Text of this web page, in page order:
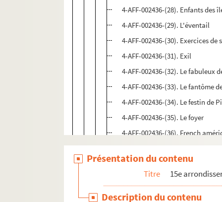
4-AFF-002436-(28). Enfants des
4-AFF-002436-(29). L'éventail
4-AFF-002436-(30). Exercices de
4-AFF-002436-(31). Exil
4-AFF-002436-(32). Le fabuleux
4-AFF-002436-(33). Le fantôme
4-AFF-002436-(34). Le festin de
4-AFF-002436-(35). Le foyer
4-AFF-002436-(36). French
4-AFF-002436-(38). Guillaume
4-AFF-002436-(39). L'homme
4-AFF-002436-(40). L'horloge
Présentation du contenu
Titre 15e
Description du contenu